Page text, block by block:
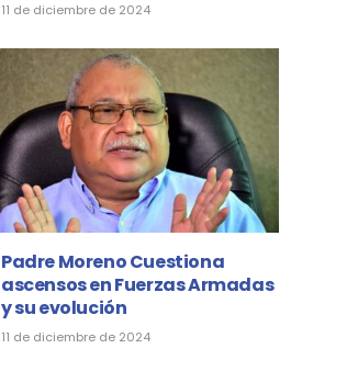
11 de diciembre de 2024
Padre Moreno Cuestiona
ascensos en Fuerzas Armadas
y su evolución
11 de diciembre de 2024